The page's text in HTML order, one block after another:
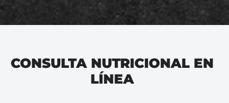
CONSULTA NUTRICIONAL EN
LÍNEA